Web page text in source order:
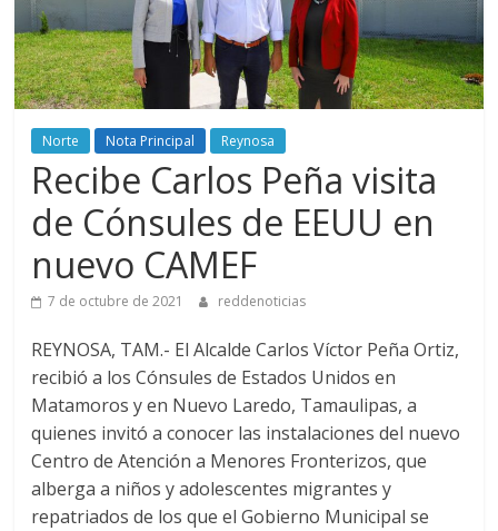
Norte Nota Principal Reynosa
Recibe Carlos Peña visita
de Cónsules de EEUU en
nuevo CAMEF
7 de octubre de 2021 reddenoticias
REYNOSA, TAM.- El Alcalde Carlos Víctor Peña Ortiz,
recibió a los Cónsules de Estados Unidos en
Matamoros y en Nuevo Laredo, Tamaulipas, a
quienes invitó a conocer las instalaciones del nuevo
Centro de Atención a Menores Fronterizos, que
alberga a niños y adolescentes migrantes y
repatriados de los que el Gobierno Municipal se